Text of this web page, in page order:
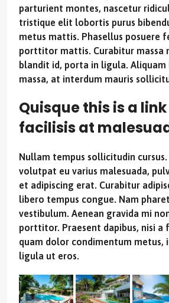
parturient montes, nascetur
tristique elit lobortis purus
metus mattis. Phasellus posuere
porttitor mattis. Curabitur massa
blandit id, porta in ligula.
massa, at interdum mauris
Quisque this is a
facilisis at
Nullam tempus sollicitudin
volutpat eu varius malesuada,
et adipiscing erat. Curabitur
libero tempus congue. Nam
vestibulum. Aenean gravida mi
porttitor. Praesent dapibus, nisi a
quam dolor condimentum metus,
ligula ut eros.